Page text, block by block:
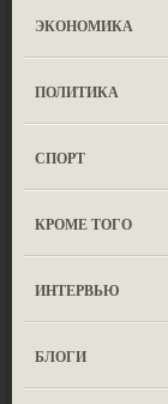
ЭКОНОМИКА
ПОЛИТИКА
СПОРТ
КРОМЕ ТОГО
ИНТЕРВЬЮ
БЛОГИ